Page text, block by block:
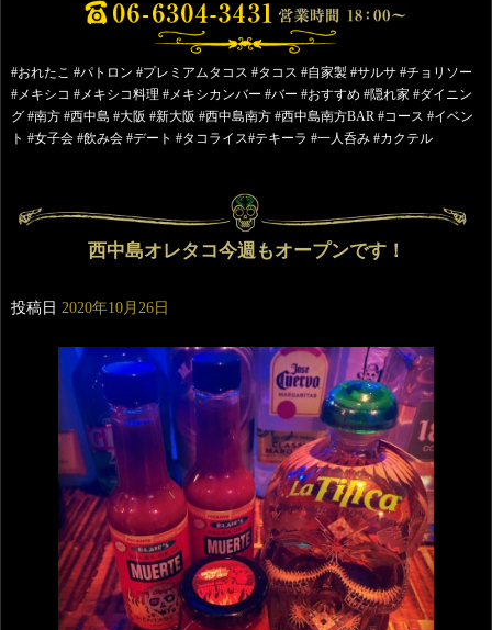
#おれたこ #パトロン #プレミアムタコス #タコス #自家製 #サルサ #チョリソー
#メキシコ #メキシコ料理 #メキシカンバー #バー #おすすめ #隠れ家 #ダイニン
グ #南方 #西中島 #大阪 #新大阪 #西中島南方 #西中島南方BAR #コース #イベン
ト #女子会 #飲み会 #デート #タコライス#テキーラ #一人呑み #カクテル
西中島オレタコ今週もオープンです！
投稿日 2020年10月26日